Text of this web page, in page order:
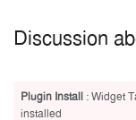
Discussion
Plugin Install : Widget
installed